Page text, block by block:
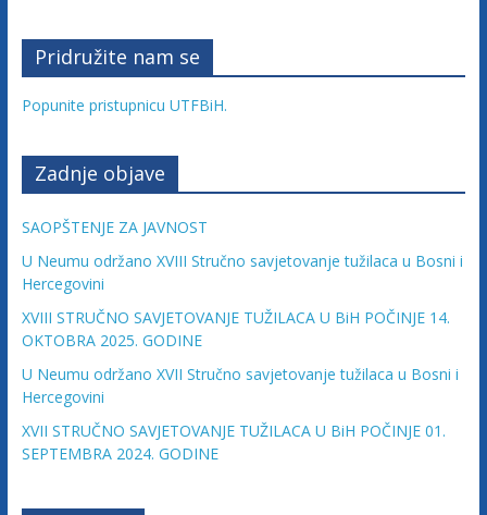
d
e
r
a
c
i
j
e
Pridružite nam se
Popunite pristupnicu UTFBiH.
Zadnje objave
SAOPŠTENJE ZA JAVNOST
U Neumu održano XVIII Stručno savjetovanje tužilaca u Bosni i
Hercegovini
XVIII STRUČNO SAVJETOVANJE TUŽILACA U BiH POČINJE 14.
OKTOBRA 2025. GODINE
U Neumu održano XVII Stručno savjetovanje tužilaca u Bosni i
Hercegovini
XVII STRUČNO SAVJETOVANJE TUŽILACA U BiH POČINJE 01.
SEPTEMBRA 2024. GODINE